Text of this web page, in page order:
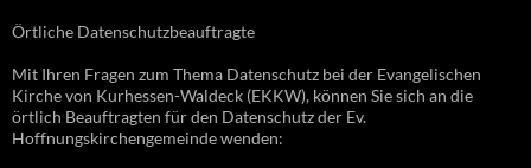
Örtliche Datenschutzbeauftragte
Mit Ihren Fragen zum Thema Datenschutz bei der Evangelischen
Kirche von Kurhessen-Waldeck (EKKW), können Sie sich an die
örtlich Beauftragten für den Datenschutz der Ev.
Hoffnungskirchengemeinde wenden: